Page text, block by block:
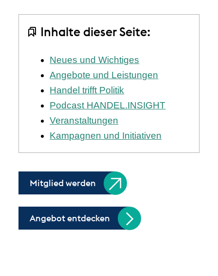
Inhalte dieser Seite:
Neues und Wichtiges
Angebote und Leistungen
Handel trifft Politik
Podcast HANDEL.INSIGHT
Veranstaltungen
Kampagnen und Initiativen
Mitglied werden
Angebot entdecken